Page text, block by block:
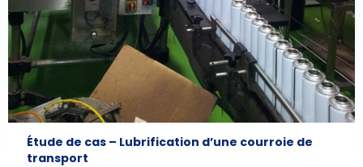
Étude de cas – Lubrification d’une courroie de
transport